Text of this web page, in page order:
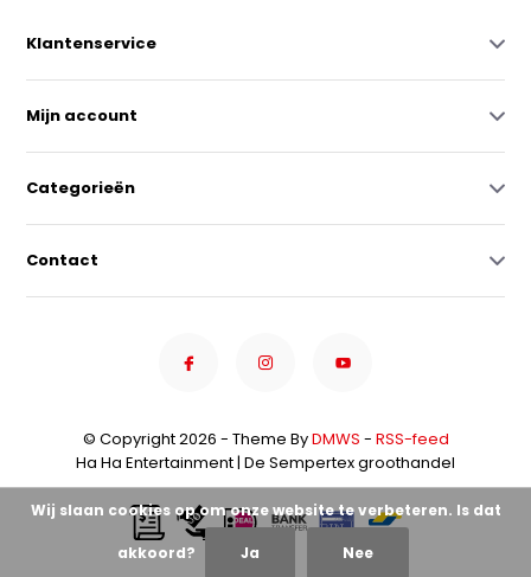
Klantenservice
Mijn account
Categorieën
Contact
© Copyright 2026 - Theme ByDMWS - RSS-feed
Ha Ha Entertainment | De Sempertex groothandel
Wij slaan cookies op om onze website te verbeteren. Is dat
akkoord? Ja Nee